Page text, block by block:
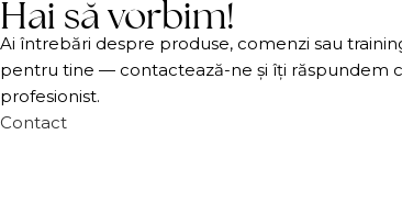
Hai să vorbim!
Ai întrebări despre produse, comenzi sau
pentru tine — contactează-ne și îți răspundem
profesionist.
Contact